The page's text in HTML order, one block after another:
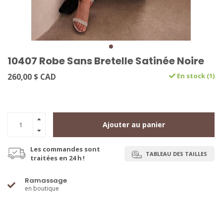
10407 Robe Sans Bretelle Satinée Noire
260,00 $ CAD En stock (1)
Ajouter au panier
Les commandes sont
traitées en 24 h !
TABLEAU DES TAILLES
Ramassage
en boutique